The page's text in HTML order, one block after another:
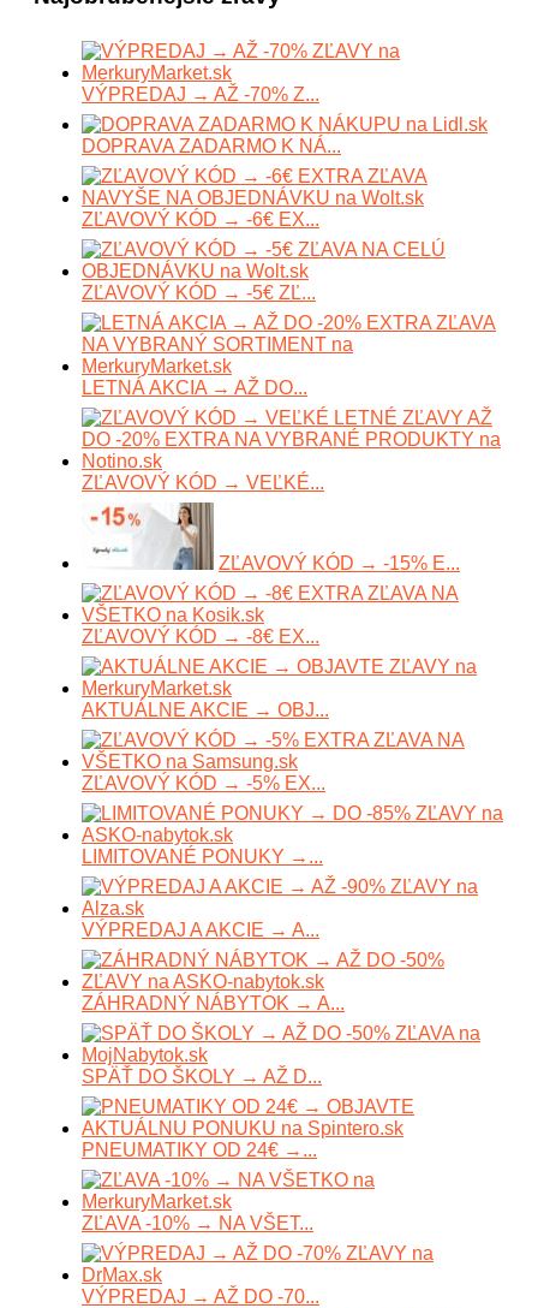
VÝPREDAJ → AŽ -70% Z...
DOPRAVA ZADARMO K NÁ...
ZĽAVOVÝ KÓD → -6€ EX...
ZĽAVOVÝ KÓD → -5€ ZĽ...
LETNÁ AKCIA → AŽ DO...
ZĽAVOVÝ KÓD → VEĽKÉ...
ZĽAVOVÝ KÓD → -15% E...
ZĽAVOVÝ KÓD → -8€ EX...
AKTUÁLNE AKCIE → OBJ...
ZĽAVOVÝ KÓD → -5% EX...
LIMITOVANÉ PONUKY →...
VÝPREDAJ A AKCIE → A...
ZÁHRADNÝ NÁBYTOK → A...
SPÄŤ DO ŠKOLY → AŽ D...
PNEUMATIKY OD 24€ →...
ZĽAVA -10% → NA VŠET...
VÝPREDAJ → AŽ DO -70...